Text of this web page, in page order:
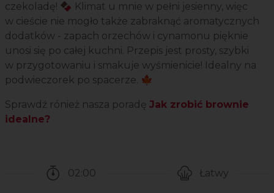
czekoladę! 🍫 Klimat u mnie w pełni jesienny, więc
w cieście nie mogło także zabraknąć aromatycznych
dodatków - zapach orzechów i cynamonu pięknie
unosi się po całej kuchni. Przepis jest prosty, szybki
w przygotowaniu i smakuje wyśmienicie! Idealny na
podwieczorek po spacerze. 🍁
Sprawdź rónież nasza poradę Jak zrobić brownie
idealne?
02:00
Łatwy